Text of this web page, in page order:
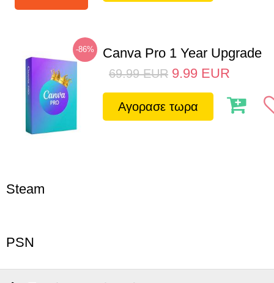
-86% Canva Pro 1 Year Upgrade
69.99 EUR 9.99 EUR
Αγορασε τωρα
Steam
PSN